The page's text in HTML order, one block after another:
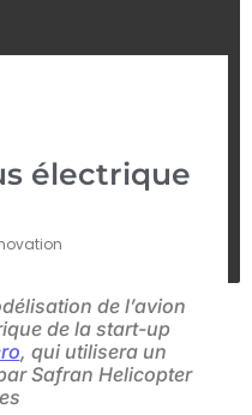
électrique
de l’avion
de la start-up
, qui utilisera un
Safran Helicopter